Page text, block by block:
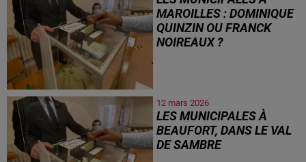
MAROILLES : DOMINIQUE
QUINZIN OU FRANCK
NOIREAUX ?
12 mars 2026
LES MUNICIPALES À
BEAUFORT, DANS LE VAL
DE SAMBRE